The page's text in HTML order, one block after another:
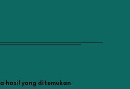
hasil yang ditemukan